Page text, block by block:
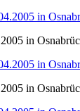
in
in